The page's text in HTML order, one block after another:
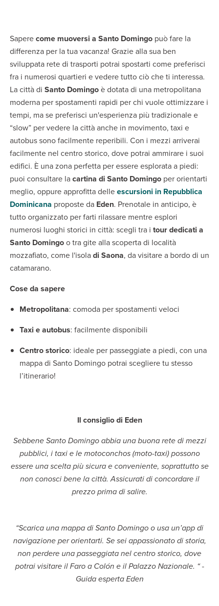
Saperecome muoversi a Santo Domingo può fare la
differenza per la tua vacanza! Grazie alla sua ben
sviluppata rete di trasporti potrai spostarti come preferisci
fra i numerosi quartieri e vedere tutto ciò che ti interessa.
La città di Santo Domingoè dotata di una metropolitana
moderna per spostamenti rapidi per chi vuole ottimizzare i
tempi, ma se preferisci un'esperienza più tradizionale e
“slow” per vedere la città anche in movimento, taxi e
autobus sono facilmente reperibili. Con i mezzi arriverai
facilmente nel centro storico, dove potrai ammirare i suoi
edifici. È una zona perfetta per essere esplorata a piedi:
puoi consultare lacartina di Santo Domingo per orientarti
meglio, oppure approfitta delleescursioni in Repubblica
Dominicana proposte da Eden. Prenotale in anticipo, è
tutto organizzato per farti rilassare mentre esplori
numerosi luoghi storici in città: scegli tra i tour dedicati a
Santo Domingoo tra gite alla scoperta di località
mozzafiato, come l'isoladi Saona, da visitare a bordo di un
catamarano.
Cose da sapere
Metropolitana: comoda per spostamenti veloci
Taxi e autobus: facilmente disponibili
Centro storico: ideale per passeggiate a piedi, con una
mappa di Santo Domingo potrai scegliere tu stesso
l’itinerario!
Il consiglio di Eden
Sebbene Santo Domingo abbia una buona rete di mezzi
pubblici, i taxi e le motoconchos (moto-taxi) possono
essere una scelta più sicura e conveniente, soprattutto se
non conosci bene la città. Assicurati di concordare il
prezzo prima di salire.
“Scarica una mappa di Santo Domingo o usa un’app di
navigazione per orientarti. Se sei appassionato di storia,
non perdere una passeggiata nel centro storico, dove
potrai visitare il Faro a Colón e il Palazzo Nazionale. “ -
Guida esperta Eden